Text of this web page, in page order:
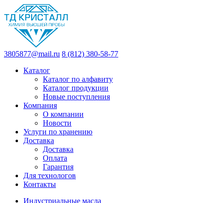
3805877@mail.ru 8 (812) 380-58-77
Каталог
Каталог по алфавиту
Каталог продукции
Новые поступления
Компания
О компании
Новости
Услуги по хранению
Доставка
Доставка
Оплата
Гарантия
Для технологов
Контакты
Индустриальные масла